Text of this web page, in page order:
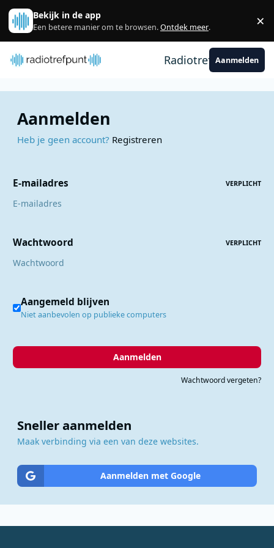
Spring naar bijdragen
Bekijk in de app
Een betere manier om te browsen.Ontdek meer. ×
RadiotrefpuntAanmelden
Aanmelden
Heb je geen account? Registreren
E-mailadres VERPLICHT
Wachtwoord VERPLICHT
Aangemeld blijven
Niet aanbevolen op publieke computers
Aanmelden
Wachtwoord vergeten?
Sneller aanmelden
Maak verbinding via een van deze websites.
Aanmelden met Google